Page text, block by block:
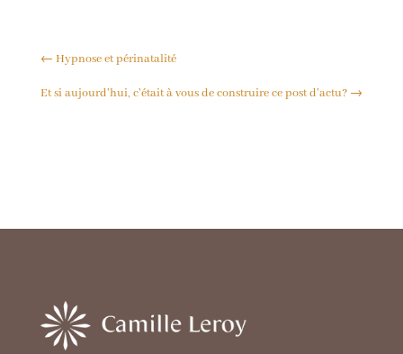
← Hypnose et périnatalité
Et si aujourd'hui, c'était à vous de construire ce post d'actu? →